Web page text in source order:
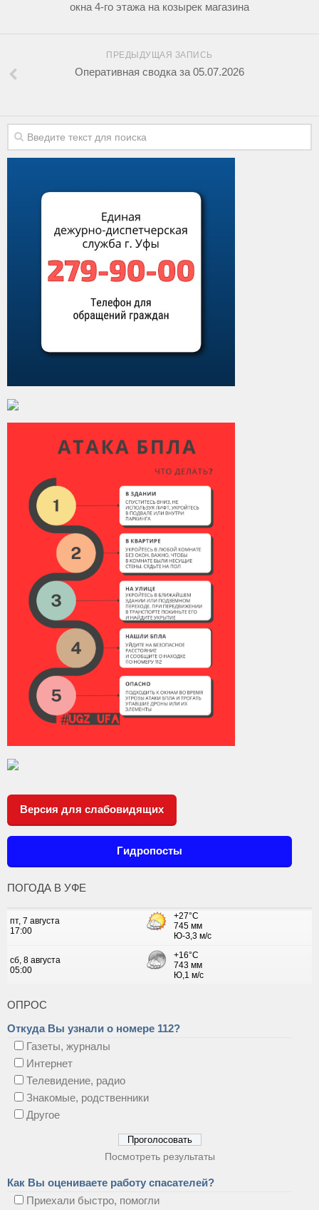
окна 4-го этажа на козырек магазина
ПРЕДЫДУЩАЯ ЗАПИСЬ
Оперативная сводка за 05.07.2026
Версия для слабовидящих
Гидропосты
ПОГОДА В УФЕ
ОПРОС
Откуда Вы узнали о номере 112?
Газеты, журналы
Интернет
Телевидение, радио
Знакомые, родственники
Другое
Посмотреть результаты
Как Вы оцениваете работу спасателей?
Приехали быстро, помогли